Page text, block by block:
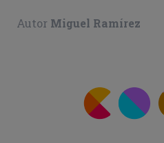
Autor Miguel Ramírez